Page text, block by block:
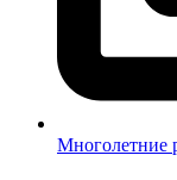
Многолетние